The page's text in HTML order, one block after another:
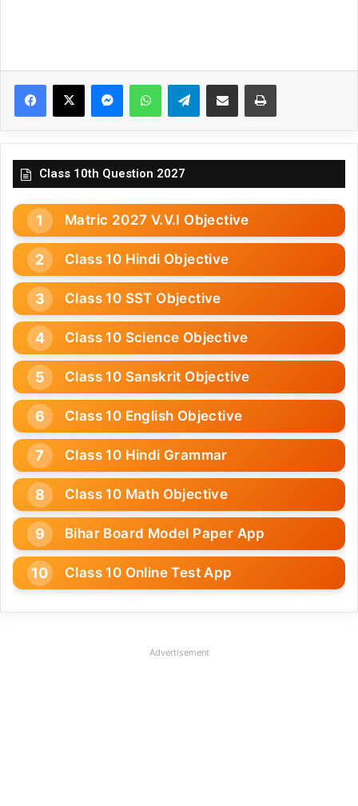
Facebook
X MessengerWhatsAppTelegramShare via Email Print
Class 10th Question 2027
Matric 2027 V.V.I Objective
Class 10 Hindi Objective
Class 10 SST Objective
Class 10 Science Objective
Class 10 Sanskrit Objective
Class 10 English Objective
Class 10 Hindi Grammar
Class 10 Math Objective
Bihar Board Model Paper App
Class 10 Online Test App
Advertisement